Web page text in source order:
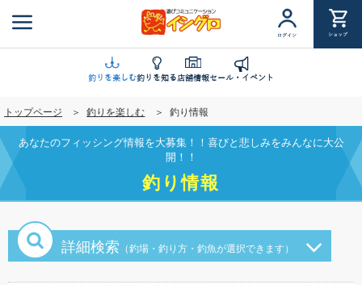
ン
に
移
動
ログイン ショップ
釣りを楽しむ釣りを知る店舗情報セール・イベント
トップページ 釣りを楽しむ 釣り情報
あなたのフィッシング情報を大募集！！喜びと悲しみをみんなに大公
開！！
釣り情報
詳細検索 （釣場・釣り方・釣魚が選択できます）